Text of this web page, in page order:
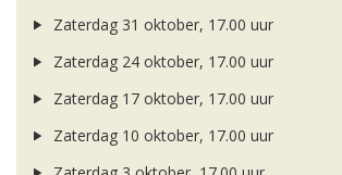
Zaterdag 31 oktober, 17.00 uur
Zaterdag 24 oktober, 17.00 uur
Zaterdag 17 oktober, 17.00 uur
Zaterdag 10 oktober, 17.00 uur